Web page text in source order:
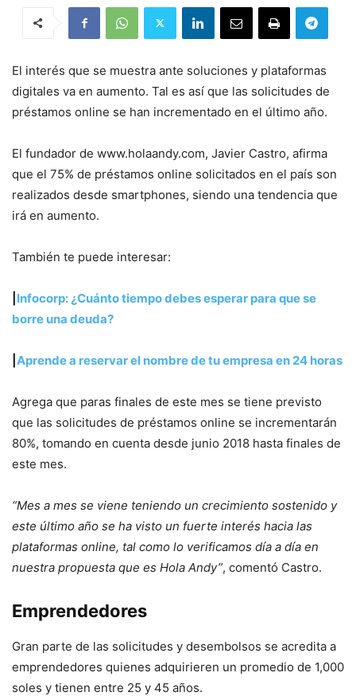
El interés que se muestra ante soluciones y plataformas
digitales va en aumento. Tal es así que las solicitudes de
préstamos online se han incrementado en el último año.
El fundador de www.holaandy.com, Javier Castro, afirma
que el 75% de préstamos online solicitados en el país son
realizados desde smartphones, siendo una tendencia que
irá en aumento.
También te puede interesar:
Infocorp: ¿Cuánto tiempo debes esperar para que se
borre una deuda?
Aprende a reservar el nombre de tu empresa en 24 horas
Agrega que paras finales de este mes se tiene previsto
que las solicitudes de préstamos online se incrementarán
80%, tomando en cuenta desde junio 2018 hasta finales de
este mes.
“Mes a mes se viene teniendo un crecimiento sostenido y
este último año se ha visto un fuerte interés hacia las
plataformas online, tal como lo verificamos día a día en
nuestra propuesta que es Hola Andy”, comentó Castro.
Emprendedores
Gran parte de las solicitudes y desembolsos se acredita a
emprendedores quienes adquirieren un promedio de 1,000
soles y tienen entre 25 y 45 años.